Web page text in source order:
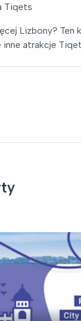
Tiqets
Lizbony? Ten
inne atrakcje